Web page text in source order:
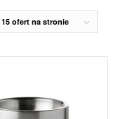
15 ofert na stronie